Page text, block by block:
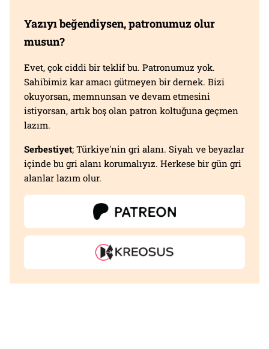
Yazıyı beğendiysen, patronumuz olur
musun?
Evet, çok ciddi bir teklif bu. Patronumuz yok.
Sahibimiz kar amacı gütmeyen bir dernek. Bizi
okuyorsan, memnunsan ve devam etmesini
istiyorsan, artık boş olan patron koltuğuna geçmen
lazım.
Serbestiyet; Türkiye'nin gri alanı. Siyah ve beyazlar
içinde bu gri alanı korumalıyız. Herkese bir gün gri
alanlar lazım olur.